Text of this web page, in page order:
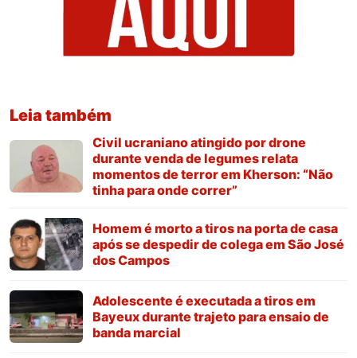
Leia também
Civil ucraniano atingido por drone
durante venda de legumes relata
momentos de terror em Kherson: “Não
tinha para onde correr”
Homem é morto a tiros na porta de casa
após se despedir de colega em São José
dos Campos
Adolescente é executada a tiros em
Bayeux durante trajeto para ensaio de
banda marcial